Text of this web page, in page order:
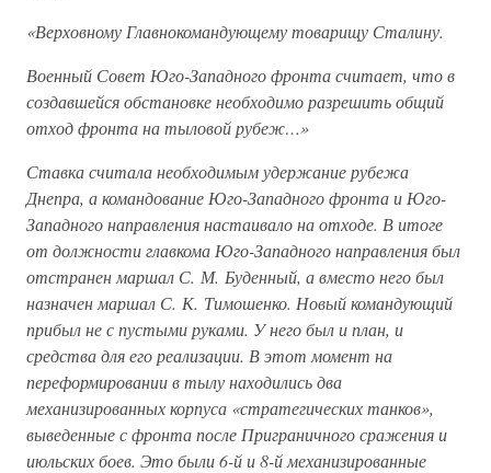
«Верховному Главнокомандующему товарищу Сталину.
Военный Совет Юго-Западного фронта считает, что в
создавшейся обстановке необходимо разрешить общий
отход фронта на тыловой рубеж…»
Ставка считала необходимым удержание рубежа
Днепра, а командование Юго-Западного фронта и Юго-
Западного направления настаивало на отходе. В итоге
от должности главкома Юго-Западного направления был
отстранен маршал С. М. Буденный, а вместо него был
назначен маршал С. К. Тимошенко. Новый командующий
прибыл не с пустыми руками. У него был и план, и
средства для его реализации. В этот момент на
переформировании в тылу находились два
механизированных корпуса «стратегических танков»,
выведенные с фронта после Приграничного сражения и
июльских боев. Это были 6-й и 8-й механизированные